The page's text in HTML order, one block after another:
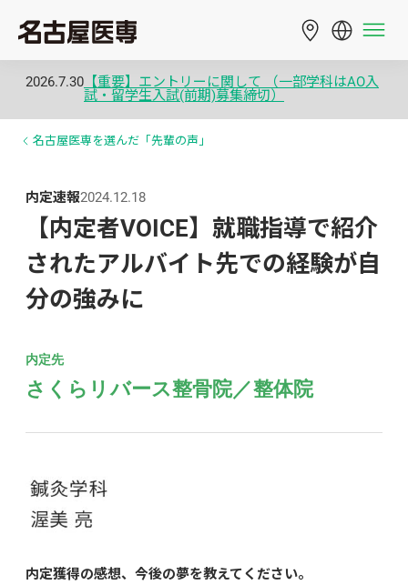
2026.7.30 【重要】エントリーに関して （一部学科はAO入
試・留学生入試(前期)募集締切）
名古屋医専を選んだ「先輩の声」
内定速報2024.12.18
【内定者VOICE】就職指導で紹介
されたアルバイト先での経験が自
分の強みに
内定先
さくらリバース整骨院／整体院
内定獲得の感想、今後の夢を教えてください。